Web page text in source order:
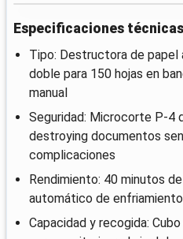
Especificaciones técnicas
Tipo: Destructora de
doble para 150 hojas en
manual
Seguridad: Microcorte P-4
destroying documentos
complicaciones
Rendimiento: 40 minutos
automático de
Capacidad y recogida: